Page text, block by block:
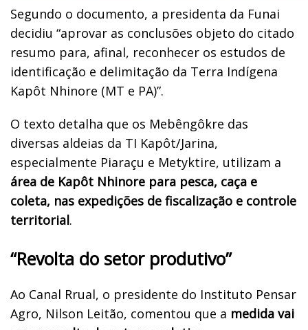
Segundo o documento, a presidenta da Funai
decidiu “aprovar as conclusões objeto do citado
resumo para, afinal, reconhecer os estudos de
identificação e delimitação da Terra Indígena
Kapôt Nhinore (MT e PA)”.
O texto detalha que os Mebêngôkre das
diversas aldeias da TI Kapôt/Jarina,
especialmente Piaraçu e Metyktire, utilizam a
área de Kapôt Nhinore para pesca, caça e
coleta, nas expedições de fiscalização e controle
territorial.
“Revolta do setor produtivo”
Ao Canal Rrual, o presidente do Instituto Pensar
Agro, Nilson Leitão, comentou que a medida vai